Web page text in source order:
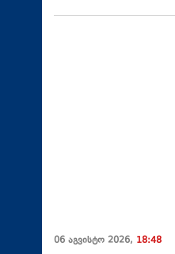
06 აგვისტო 2026, 18:48